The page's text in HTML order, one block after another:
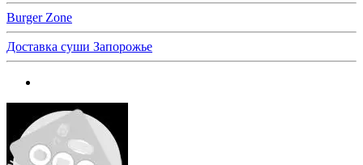
Burger Zone
Доставка суши Запорожье